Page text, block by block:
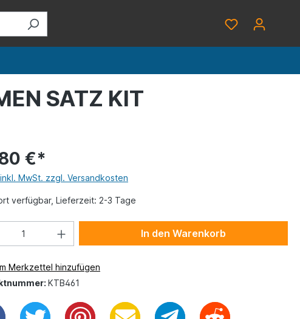
SATZ KIT
€*
MwSt. zzgl. Versandkosten
verfügbar, Lieferzeit: 2-3 Tage
In den Warenkorb
Merkzettel hinzufügen
KTB461